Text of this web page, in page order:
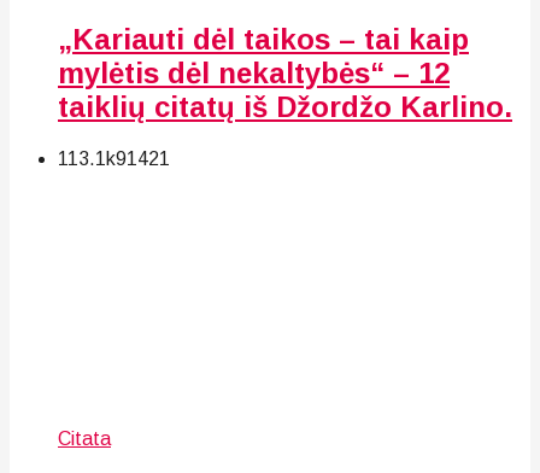
„Kariauti dėl taikos – tai kaip
mylėtis dėl nekaltybės“ – 12
taiklių citatų iš Džordžo Karlino.
113.1k91 421
Citata